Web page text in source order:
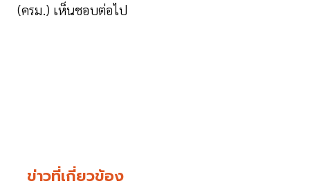
(ครม.) เห็นชอบต่อไป
ข่าวที่เกี่ยวข้อง